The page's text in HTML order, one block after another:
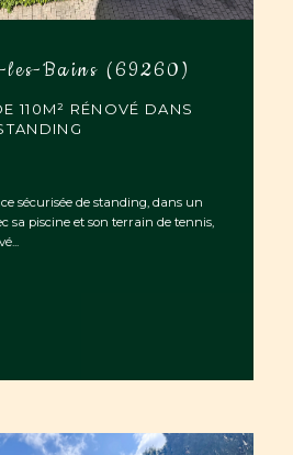
les-Bains (69260)
110M² RÉNOVÉ DANS
sécurisée de standing, dans un
sa piscine et son terrain de tennis,